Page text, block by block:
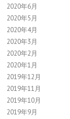
2020年6月
2020年5月
2020年4月
2020年3月
2020年2月
2020年1月
2019年12月
2019年11月
2019年10月
2019年9月